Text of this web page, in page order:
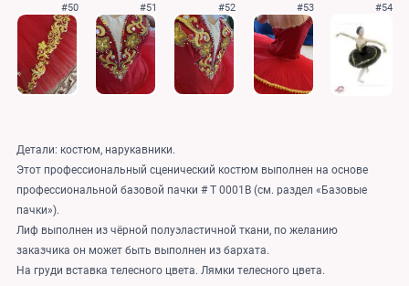
#50 #51 #52 #53 #54
Детали: костюм, нарукавники.
Этот профессиональный сценический костюм выполнен на основе
профессиональной базовой пачки # T 0001B (см. раздел «Базовые
пачки»).
Лиф выполнен из чёрной полуэластичной ткани, по желанию
заказчика он может быть выполнен из бархата.
На груди вставка телесного цвета. Лямки телесного цвета.